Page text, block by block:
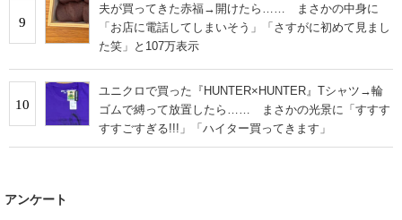
9
夫が買ってきた赤福→開けたら…… まさかの中身に
「お店に電話してしまいそう」「さすがに初めて見まし
た笑」と107万表示
10
ユニクロで買った『HUNTER×HUNTER』Tシャツ→輪
ゴムで縛って放置したら…… まさかの光景に「すすす
すすごすぎる!!!」「ハイター買ってきます」
アンケート